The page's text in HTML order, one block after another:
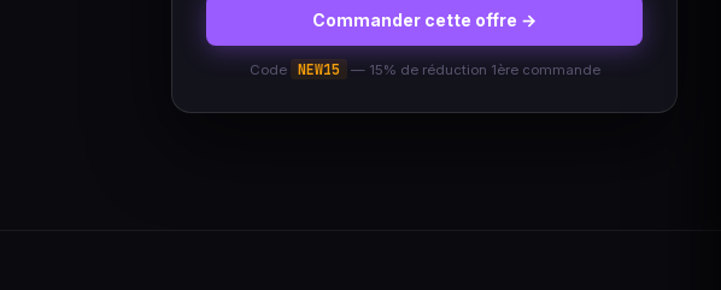
Commander cette offre →
Code NEW15 — 15% de réduction 1ère commande